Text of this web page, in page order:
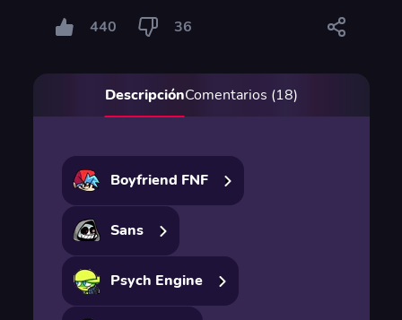
440 36
DescripciónComentarios (18)
Boyfriend FNF
Sans
Psych Engine